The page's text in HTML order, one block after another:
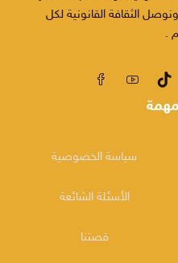
الثقافة القانونية لكل
.
سياسة الخصوصية
الأسئلة الشائعة
قصتنا